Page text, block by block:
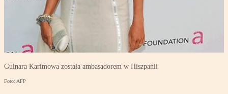
Gulnara Karimowa została ambasadorem w Hiszpanii
Foto: AFP